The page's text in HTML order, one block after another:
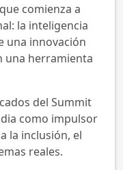
comienza a
la inteligencia
una innovación
una herramienta
del Summit
como impulsor
la inclusión, el
reales.